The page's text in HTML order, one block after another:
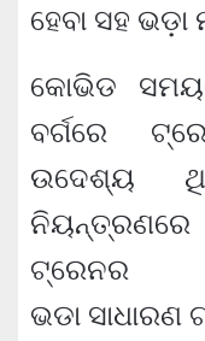
ହେବା ସହ
କୋଭିଡ
ବର୍ଗରେ
ଉଦେଶ୍ୟ
ନିୟନ୍ତ୍ରଣରେ
ଟ୍ରେନର
ଭଡା